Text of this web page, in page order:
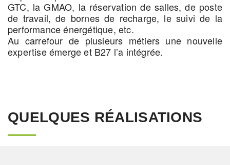
GTC, la GMAO, la réservation de salles, de poste
de travail, de bornes de recharge, le suivi de la
performance énergétique, etc.
Au carrefour de plusieurs métiers une nouvelle
expertise émerge et B27 l’a intégrée.
QUELQUES RÉALISATIONS